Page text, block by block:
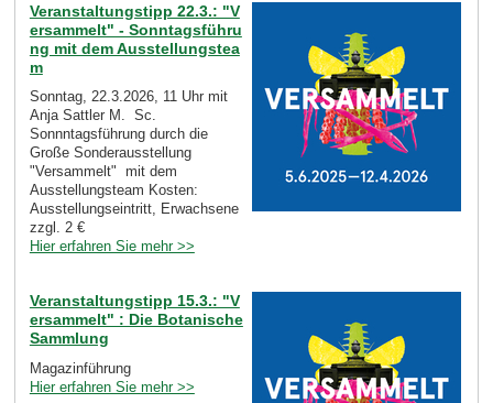
Veranstaltungstipp 22.3.: "V
ersammelt" - Sonntagsführu
ng mit dem Ausstellungstea
m
Sonntag, 22.3.2026, 11 Uhr mit
Anja Sattler M. Sc.
Sonnntagsführung durch die
Große Sonderausstellung
"Versammelt" mit dem
Ausstellungsteam Kosten:
Ausstellungseintritt, Erwachsene
zzgl. 2 €
Hier erfahren Sie mehr >>
Veranstaltungstipp 15.3.: "V
ersammelt" : Die Botanische
Sammlung
Magazinführung
Hier erfahren Sie mehr >>